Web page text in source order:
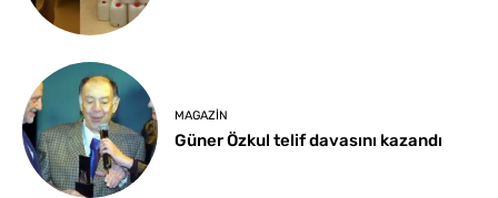
MAGAZIN
Güner Özkul telif davasını kazandı